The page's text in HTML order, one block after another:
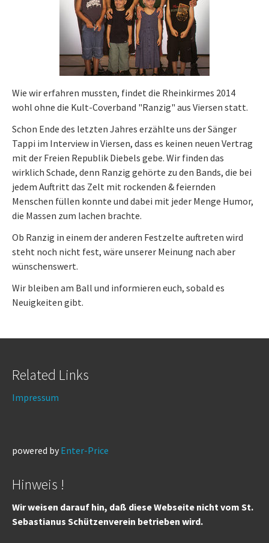
Wie wir erfahren mussten, findet die Rheinkirmes 2014
wohl ohne die Kult-Coverband "Ranzig" aus Viersen statt.
Schon Ende des letzten Jahres erzählte uns der Sänger
Tappi im Interview in Viersen, dass es keinen neuen Vertrag
mit der Freien Republik Diebels gebe. Wir finden das
wirklich Schade, denn Ranzig gehörte zu den Bands, die bei
jedem Auftritt das Zelt mit rockenden & feiernden
Menschen füllen konnte und dabei mit jeder Menge Humor,
die Massen zum lachen brachte.
Ob Ranzig in einem der anderen Festzelte auftreten wird
steht noch nicht fest, wäre unserer Meinung nach aber
wünschenswert.
Wir bleiben am Ball und informieren euch, sobald es
Neuigkeiten gibt.
Related Links
Impressum
powered by Enter-Price
Hinweis !
Wir weisen darauf hin, daß diese Webseite nicht vom St.
Sebastianus Schützenverein betrieben wird.